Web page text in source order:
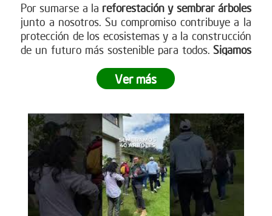
Por sumarse a la reforestación y sembrar árboles
junto a nosotros. Su compromiso contribuye a la
protección de los ecosistemas y a la construcción
de un futuro más sostenible para todos.Sigamos
Ver más